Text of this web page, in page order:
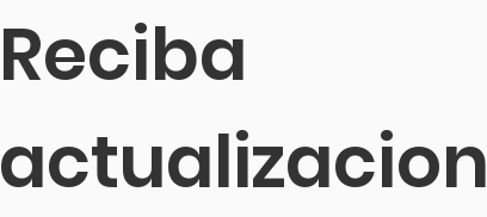
Reciba